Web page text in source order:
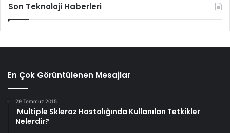
Son Teknoloji Haberleri
En Çok Görüntülenen Mesajlar
29 Temmuz 2015
Multiple Skleroz Hastalığında Kullanılan Tetkikler
Nelerdir?